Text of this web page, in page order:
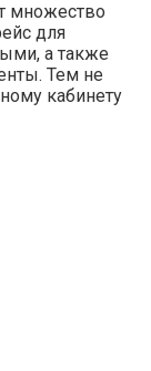
множество
для
а также
Тем не
кабинету